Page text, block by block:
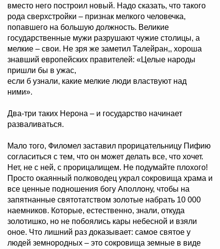
вместо него построил новый. Надо сказать, что такого
рода сверхстройки – признак мелкого человечка,
попавшего на большую должность. Великие
государственные мужи разрушают чужие столицы, а
мелкие – свои. Не зря же заметил Талейран,, хороша
знавший европейских правителей: «Целые народы
пришли бы в ужас,
если б узнали, какие мелкие люди властвуют над
ними».
Два-три таких Нерона – и государство начинает
разваливаться.
Мало того, Филомел заставил прорицательницу Пифию
согласиться с тем, что он может делать все, что хочет.
Нет, не с ней, с прорицалищем. Не подумайте плохого!
Просто окаянный полководец украл сокровища храма и
все ценные подношения богу Аполлону, чтобы на
запятнанные святотатством золотые набрать 10 000
наемников. Которые, естественно, знали, откуда
золотишко, но не побоялись кары небесной и взяли
оное. Что лишний раз доказывает: самое святое у
людей земнородных – это сокровища земные в виде